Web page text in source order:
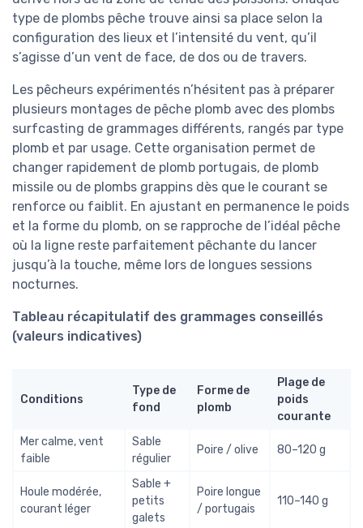
type de plombs pêche trouve ainsi sa place selon la
configuration des lieux et l’intensité du vent, qu’il
s’agisse d’un vent de face, de dos ou de travers.
Les pêcheurs expérimentés n’hésitent pas à préparer
plusieurs montages de pêche plomb avec des plombs
surfcasting de grammages différents, rangés par type
plomb et par usage. Cette organisation permet de
changer rapidement de plomb portugais, de plomb
missile ou de plombs grappins dès que le courant se
renforce ou faiblit. En ajustant en permanence le poids
et la forme du plomb, on se rapproche de l’idéal pêche
où la ligne reste parfaitement pêchante du lancer
jusqu’à la touche, même lors de longues sessions
nocturnes.
Tableau récapitulatif des grammages conseillés
(valeurs indicatives)
Conditions
Type de
fond
Forme de
plomb
Plage de
poids
courante
Mer calme, vent
faible
Sable
régulier
Poire / olive 80–120 g
Houle modérée,
courant léger
Sable +
petits
galets
Poire longue
/ portugais
110–140 g